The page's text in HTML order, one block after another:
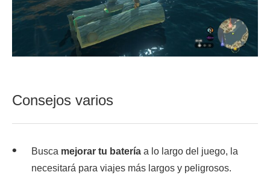
Consejos varios
Busca mejorar tu batería a lo largo del juego, la
necesitará para viajes más largos y peligrosos.